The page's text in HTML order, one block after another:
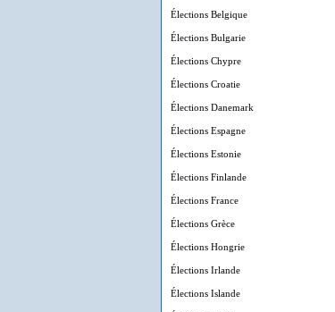
Élections Belgique
Élections Bulgarie
Élections Chypre
Élections Croatie
Élections Danemark
Élections Espagne
Élections Estonie
Élections Finlande
Élections France
Élections Grèce
Élections Hongrie
Élections Irlande
Élections Islande